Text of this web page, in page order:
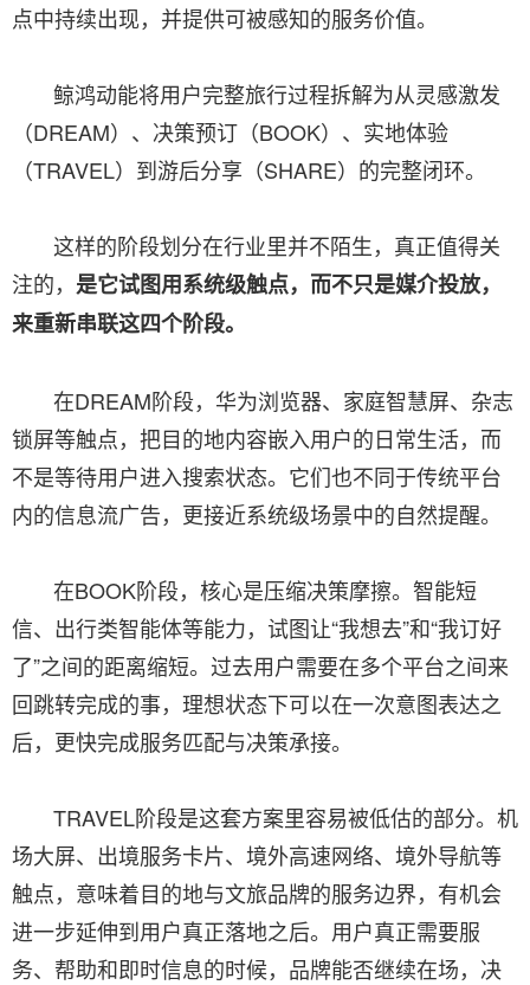
点中持续出现，并提供可被感知的服务价值。
鲸鸿动能将用户完整旅行过程拆解为从灵感激发
（DREAM）、决策预订（BOOK）、实地体验
（TRAVEL）到游后分享（SHARE）的完整闭环。
这样的阶段划分在行业里并不陌生，真正值得关
注的， 是它试图用系统级触点，而不只是媒介投放，
来重新串联这四个阶段。
在DREAM阶段，华为浏览器、家庭智慧屏、杂志
锁屏等触点，把目的地内容嵌入用户的日常生活，而
不是等待用户进入搜索状态。它们也不同于传统平台
内的信息流广告，更接近系统级场景中的自然提醒。
在BOOK阶段，核心是压缩决策摩擦。智能短
信、出行类智能体等能力，试图让“我想去”和“我订好
了”之间的距离缩短。过去用户需要在多个平台之间来
回跳转完成的事，理想状态下可以在一次意图表达之
后，更快完成服务匹配与决策承接。
TRAVEL阶段是这套方案里容易被低估的部分。机
场大屏、出境服务卡片、境外高速网络、境外导航等
触点，意味着目的地与文旅品牌的服务边界，有机会
进一步延伸到用户真正落地之后。用户真正需要服
务、帮助和即时信息的时候，品牌能否继续在场，决